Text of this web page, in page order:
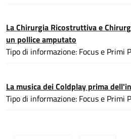
La Chirurgia Ricostruttiva e
un pollice amputato
Tipo di informazione: Focus e Primi
La musica dei Coldplay prima
Tipo di informazione: Focus e Primi